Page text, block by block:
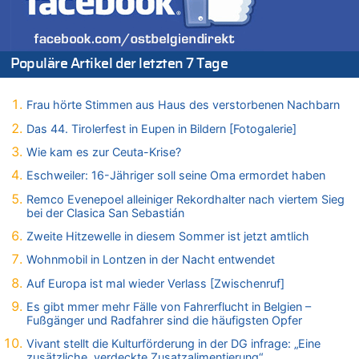
Zweite Hitzewelle in diesem Sommer ist jetzt amtlich
06.08.2026 - 14:57 von Hugo Egon Bernhard von Sinnen zu
Zweite Hitzewelle in diesem Sommer ist jetzt amtlich
06.08.2026 - 14:51 von Ostbelgien Direkt zu
Zurück an den Rhein: Hendrich wechselt zum 1. FC Köln
06.08.2026 - 14:46 von Hugo Egon Bernhard von Sinnen zu
Zweite Hitzewelle in diesem Sommer ist jetzt amtlich
06.08.2026 - 14:41 von Coralie zu
Zweite Hitzewelle in diesem Sommer ist jetzt amtlich
06.08.2026 - 14:26 von Hugo Egon Bernhard von Sinnen zu
Zweite Hitzewelle in diesem Sommer ist jetzt amtlich
06.08.2026 - 14:11 von Dax zu
Zurück an den Rhein: Hendrich wechselt zum 1. FC Köln
Wasserstand des Rheins in NRW so niedrig wie noch nie
Populäre Artikel der letzten 7 Tage
Frau hörte Stimmen aus Haus des verstorbenen Nachbarn
Das 44. Tirolerfest in Eupen in Bildern [Fotogalerie]
Wie kam es zur Ceuta-Krise?
Eschweiler: 16-Jähriger soll seine Oma ermordet haben
Remco Evenepoel alleiniger Rekordhalter nach viertem Sieg
bei der Clasica San Sebastián
Zweite Hitzewelle in diesem Sommer ist jetzt amtlich
Wohnmobil in Lontzen in der Nacht entwendet
Auf Europa ist mal wieder Verlass [Zwischenruf]
Es gibt mmer mehr Fälle von Fahrerflucht in Belgien –
Fußgänger und Radfahrer sind die häufigsten Opfer
Vivant stellt die Kulturförderung in der DG infrage: „Eine